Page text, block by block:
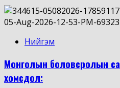
Нийгэм
Монголын боловсролын
хомсдол: